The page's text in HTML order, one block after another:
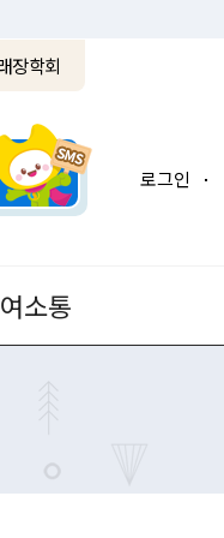
장학회
로그인
소통